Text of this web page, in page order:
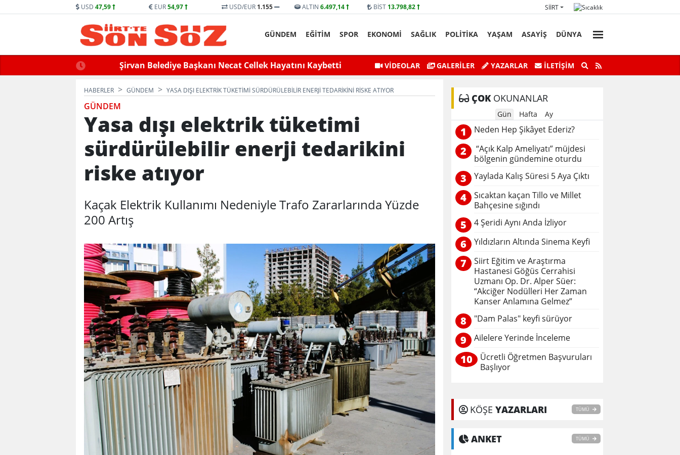
USD 47,59 EUR54,97 USD/EUR 1.155 ALTIN 6.497,14 BİST 13.798,82 SIIRT
GÜNDEM EĞİTİM SPOR EKONOMİ SAĞLIK POLİTİKA YAŞAM ASAYİŞ DÜNYA
Hayatını Kaybetti
Siirt’te Baraj Sularının Yükselmesiyle Mahsur Kalan Genç
Kurtarıldı
Siirt Valisi ve Belediye Başkan Vekili Kızılkaya'nın Acı Günü!
VİDEOLAR GALERİLER YAZARLAR İLETIŞIM
HABERLER GÜNDEM YASA DIŞI ELEKTRIK TÜKETIMI SÜRDÜRÜLEBILIR ENERJI TEDARIKINI RISKE ATIYOR
GÜNDEM
Yasa dışı elektrik tüketimi
sürdürülebilir enerji tedarikini
riske atıyor
Kaçak Elektrik Kullanımı Nedeniyle Trafo Zararlarında Yüzde
200 Artış
ÇOKOKUNANLAR
Gün Hafta Ay
1 Neden Hep Şikâyet Ederiz?
2
“Açık Kalp Ameliyatı” müjdesi
bölgenin gündemine oturdu
3 Yaylada Kalış Süresi 5 Aya Çıktı
4
Sıcaktan kaçan Tillo ve Millet
Bahçesine sığındı
5 4 Şeridi Aynı Anda İzliyor
6 Yıldızların Altında Sinema Keyfi
7
Siirt Eğitim ve Araştırma
Hastanesi Göğüs Cerrahisi
Uzmanı Op. Dr. Alper Süer:
“Akciğer Nodülleri Her Zaman
Kanser Anlamına Gelmez”
8 "Dam Palas" keyfi sürüyor
9 Ailelere Yerinde İnceleme
10
Ücretli Öğretmen Başvuruları
Başlıyor
KÖŞE YAZARLARI TÜMÜ
ANKET TÜMÜ